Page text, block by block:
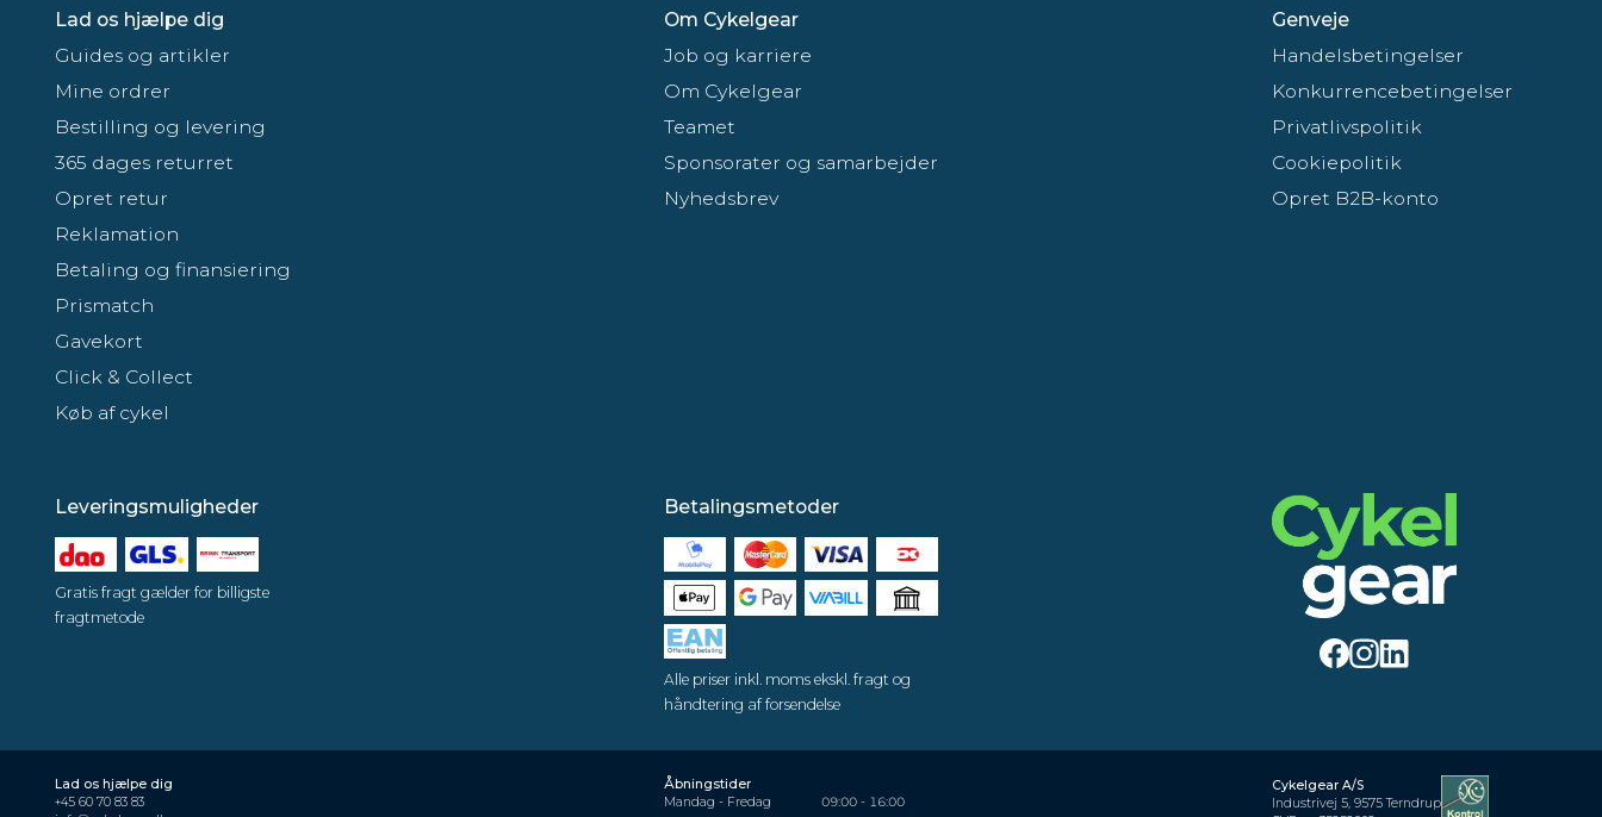
Lad os hjælpe dig
Guides og artikler
Mine ordrer
Bestilling og levering
365 dages returret
Opret retur
Reklamation
Betaling og finansiering
Prismatch
Gavekort
Click & Collect
Køb af cykel
Om Cykelgear
Job og karriere
Om Cykelgear
Teamet
Sponsorater og samarbejder
Nyhedsbrev
Genveje
Handelsbetingelser
Konkurrencebetingelser
Privatlivspolitik
Cookiepolitik
Opret B2B-konto
Leveringsmuligheder
Gratis fragt gælder for billigste
fragtmetode
Betalingsmetoder
Alle priser inkl. moms ekskl. fragt og
håndtering af forsendelse
Lad os hjælpe dig
+45 60 70 83 83
Åbningstider
Mandag - Fredag
09:00 - 16:00
Cykelgear A/S
Industrivej 5, 9575 Terndrup